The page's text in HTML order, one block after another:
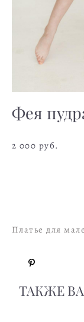
Фея
2 000 pуб.
Платье для
ТАКЖЕ